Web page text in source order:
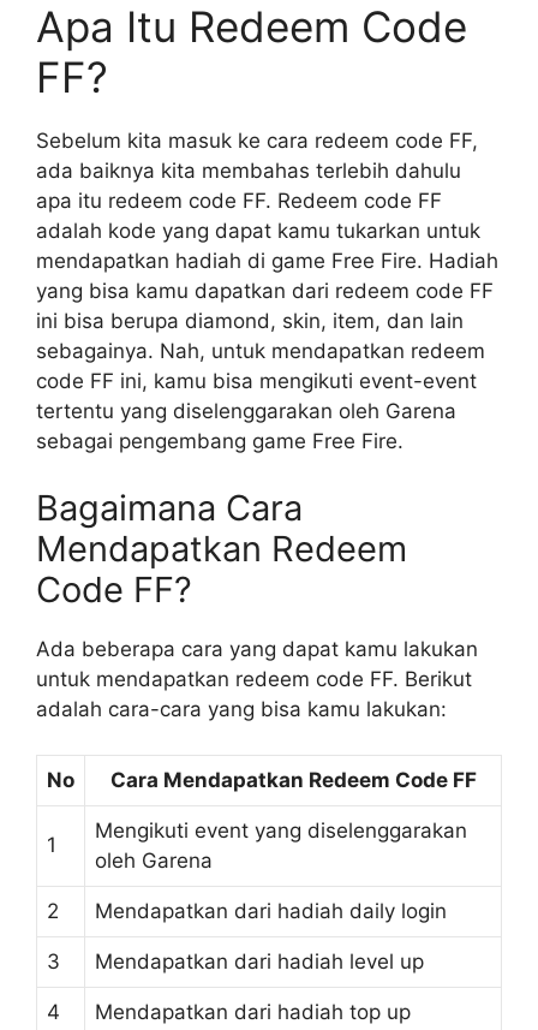
Apa Itu Redeem Code
FF?
Sebelum kita masuk ke cara redeem code FF,
ada baiknya kita membahas terlebih dahulu
apa itu redeem code FF. Redeem code FF
adalah kode yang dapat kamu tukarkan untuk
mendapatkan hadiah di game Free Fire. Hadiah
yang bisa kamu dapatkan dari redeem code FF
ini bisa berupa diamond, skin, item, dan lain
sebagainya. Nah, untuk mendapatkan redeem
code FF ini, kamu bisa mengikuti event-event
tertentu yang diselenggarakan oleh Garena
sebagai pengembang game Free Fire.
Bagaimana Cara
Mendapatkan Redeem
Code FF?
Ada beberapa cara yang dapat kamu lakukan
untuk mendapatkan redeem code FF. Berikut
adalah cara-cara yang bisa kamu lakukan:
No Cara Mendapatkan Redeem Code FF
1
Mengikuti event yang diselenggarakan
oleh Garena
2 Mendapatkan dari hadiah daily login
3 Mendapatkan dari hadiah level up
4 Mendapatkan dari hadiah top up